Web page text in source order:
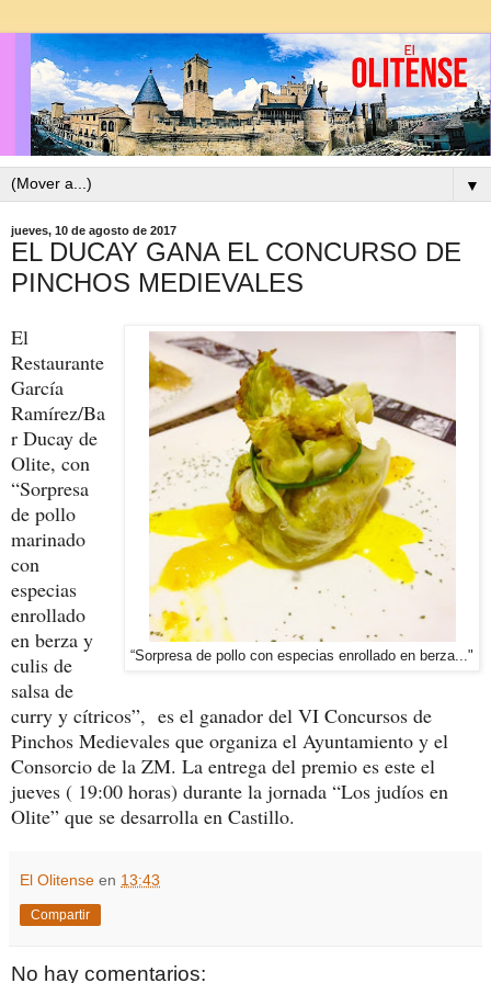
▼
jueves, 10 de agosto de 2017
EL DUCAY GANA EL CONCURSO DE
PINCHOS MEDIEVALES
“Sorpresa de pollo con especias enrollado en berza..."
El
Restaurante
García
Ramírez/Ba
r Ducay de
Olite, con
“Sorpresa
de pollo
marinado
con
especias
enrollado
en berza y
culis de
salsa de
curry y cítricos”, es el ganador del VI Concursos de
Pinchos Medievales que organiza el Ayuntamiento y el
Consorcio de la ZM. La entrega del premio es este el
jueves ( 19:00 horas) durante la jornada “Los judíos en
Olite” que se desarrolla en Castillo.
El Olitense en 13:43
Compartir
No hay comentarios: